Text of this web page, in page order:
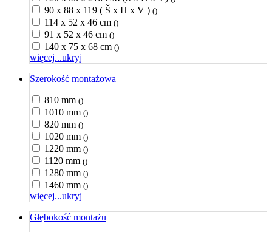
90 x 88 x 119 ( Š x H x V ) ()
114 x 52 x 46 cm ()
91 x 52 x 46 cm ()
140 x 75 x 68 cm ()
więcej...ukryj
Szerokość montażowa
810 mm ()
1010 mm ()
820 mm ()
1020 mm ()
1220 mm ()
1120 mm ()
1280 mm ()
1460 mm ()
więcej...ukryj
Głębokość montażu